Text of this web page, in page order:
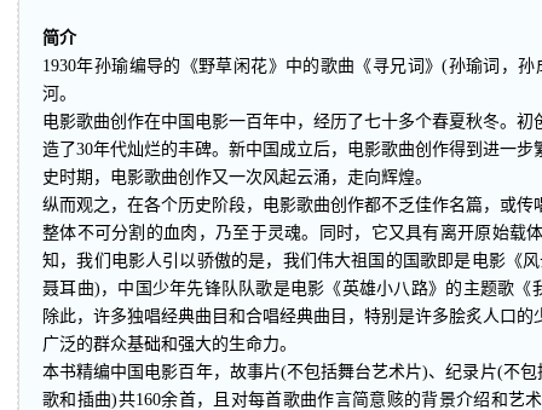
简介
1930年孙瑜编导的《野草闲花》中的歌曲《寻兄词》(孙瑜词，
河。
电影歌曲创作在中国电影一百年中，经历了七十多个春夏秋冬。
造了30年代灿烂的丰碑。新中国成立后，电影歌曲创作得到进一
史时期，电影歌曲创作又一次风起云涌，走向辉煌。
纵而观之，在各个历史阶段，电影歌曲创作都不乏佳作名篇，或
整体不可分割的血肉，乃至于灵魂。同时，它又具有离开原始载
知，我们电影人引以骄傲的是，我们伟大祖国的国歌即是电影《
聂耳曲)，中国少年先锋队队歌是电影《英雄小八路》的主题歌
除此，许多独唱经典曲目和合唱经典曲目，特别是许多脍炙人口
广泛的群众基础和强大的生命力。
本书精编中国电影百年，故事片(不包括舞台艺术片)、纪录片(不
歌和插曲)共160余首，且对每首歌曲作言简意赅的背景介绍和艺